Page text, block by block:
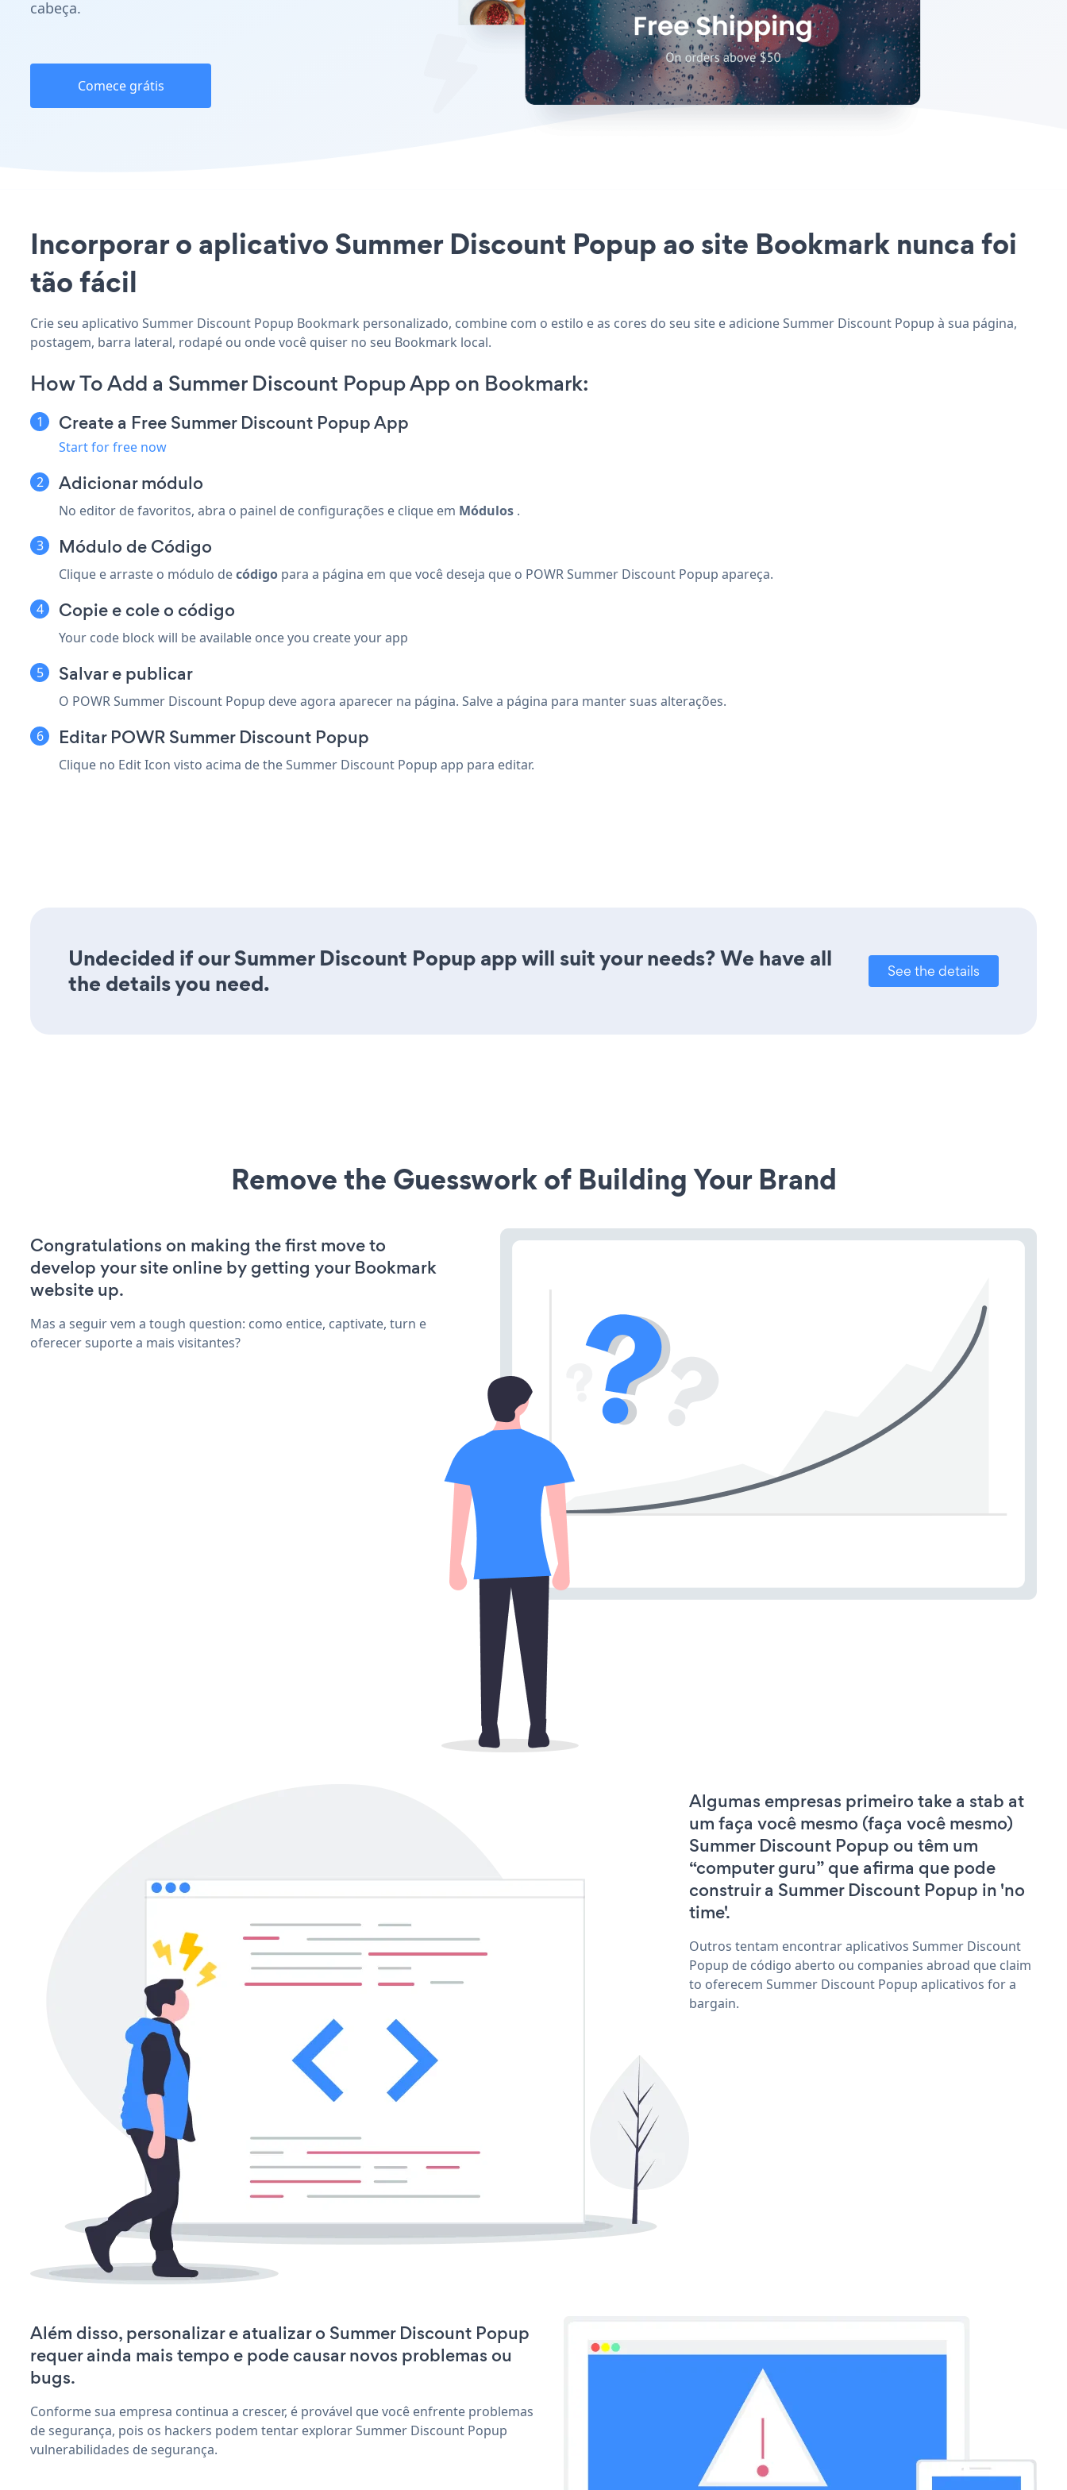
cabeça.
Comece grátis
Incorporar o aplicativo Summer Discount Popup ao site Bookmark nunca foi
tão fácil
Crie seu aplicativo Summer Discount Popup Bookmark personalizado, combine com o estilo e as cores do seu site e adicione Summer Discount Popup à sua página,
postagem, barra lateral, rodapé ou onde você quiser no seu Bookmark local.
How To Add a Summer Discount Popup App on Bookmark:
Create a Free Summer Discount Popup App
Start for free now
Adicionar módulo
No editor de favoritos, abra o painel de configurações e clique em Módulos .
Módulo de Código
Clique e arraste o módulo decódigo para a página em que você deseja que o POWR Summer Discount Popup apareça.
Copie e cole o código
Your code block will be available once you create your app
Salvar e publicar
O POWR Summer Discount Popup deve agora aparecer na página. Salve a página para manter suas alterações.
Editar POWR Summer Discount Popup
Clique no Edit Icon visto acima de the Summer Discount Popup app para editar.
Undecided if our Summer Discount Popup app will suit your needs? We have all
the details you need.
See the details
Remove the Guesswork of Building Your Brand
Congratulations on making the first move to
develop your site online by getting your Bookmark
website up.
Mas a seguir vem a tough question: como entice, captivate, turn e
oferecer suporte a mais visitantes?
Algumas empresas primeiro take a stab at
um faça você mesmo (faça você mesmo)
Summer Discount Popup ou têm um
“computer guru” que afirma que pode
construir a Summer Discount Popup in 'no
time'.
Outros tentam encontrar aplicativos Summer Discount
Popup de código aberto ou companies abroad que claim
to oferecem Summer Discount Popup aplicativos for a
bargain.
Além disso, personalizar e atualizar o Summer Discount Popup
requer ainda mais tempo e pode causar novos problemas ou
bugs.
Conforme sua empresa continua a crescer, é provável que você enfrente problemas
de segurança, pois os hackers podem tentar explorar Summer Discount Popup
vulnerabilidades de segurança.